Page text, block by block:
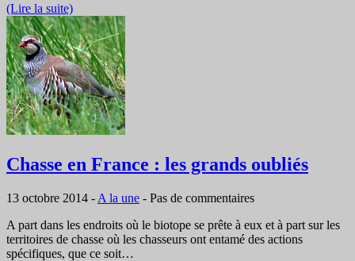
(Lire la suite)
Chasse en France : les grands oubliés
13 octobre 2014 - A la une - Pas de commentaires
A part dans les endroits où le biotope se prête à eux et à part sur les
territoires de chasse où les chasseurs ont entamé des actions
spécifiques, que ce soit…